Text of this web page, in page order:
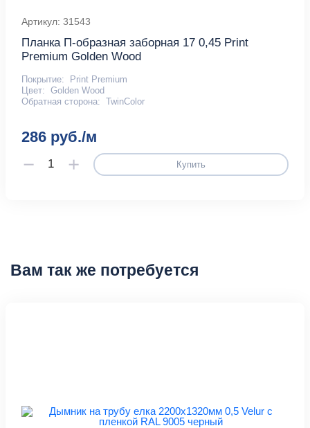
Артикул: 31543
Планка П-образная заборная 17 0,45 Print
Premium Golden Wood
Покрытие:
Print Premium
Цвет: Golden Wood
Обратная сторона: TwinColor
286 руб./м
Купить
Вам так же потребуется